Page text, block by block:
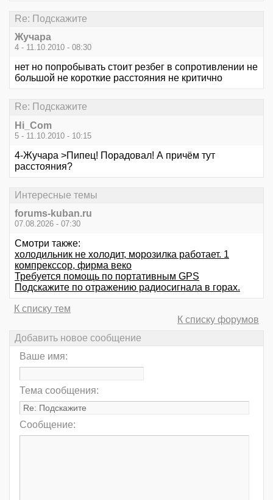
Re: Подскажите
Жучара
4 - 11.10.2010 - 08:30
нет но попробывать стоит резбег в сопротивлении не
большой не короткие расстояния не критично
Re: Подскажите
Hi_Com
5 - 11.10.2010 - 10:15
4-Жучара >Пипец! Порадовал! А причём тут
расстояния?
Интересные темы
forums-kuban.ru
07.08.2026 - 07:30
Смотри также:
холодильник не холодит, морозилка работает. 1
компрекссор, фирма веко
Требуется помощь по портативным GPS
Подскажите по отражению радиосигнала в горах.
К списку тем
К списку форумов
Добавить новое сообщение
Ваше имя:
Тема сообщения:
Сообщение: